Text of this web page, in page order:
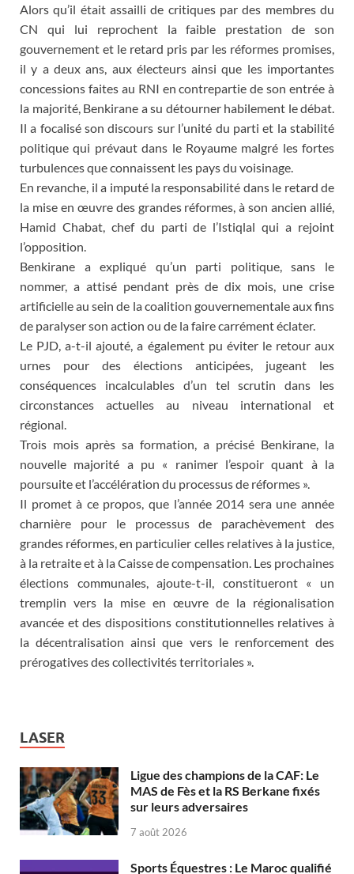
Alors qu’il était assailli de critiques par des membres du
CN qui lui reprochent la faible prestation de son
gouvernement et le retard pris par les réformes promises,
il y a deux ans, aux électeurs ainsi que les importantes
concessions faites au RNI en contrepartie de son entrée à
la majorité, Benkirane a su détourner habilement le débat.
Il a focalisé son discours sur l’unité du parti et la stabilité
politique qui prévaut dans le Royaume malgré les fortes
turbulences que connaissent les pays du voisinage.
En revanche, il a imputé la responsabilité dans le retard de
la mise en œuvre des grandes réformes, à son ancien allié,
Hamid Chabat, chef du parti de l’Istiqlal qui a rejoint
l’opposition.
Benkirane a expliqué qu’un parti politique, sans le
nommer, a attisé pendant près de dix mois, une crise
artificielle au sein de la coalition gouvernementale aux fins
de paralyser son action ou de la faire carrément éclater.
Le PJD, a-t-il ajouté, a également pu éviter le retour aux
urnes pour des élections anticipées, jugeant les
conséquences incalculables d’un tel scrutin dans les
circonstances actuelles au niveau international et
régional.
Trois mois après sa formation, a précisé Benkirane, la
nouvelle majorité a pu « ranimer l’espoir quant à la
poursuite et l’accélération du processus de réformes ».
Il promet à ce propos, que l’année 2014 sera une année
charnière pour le processus de parachèvement des
grandes réformes, en particulier celles relatives à la justice,
à la retraite et à la Caisse de compensation. Les prochaines
élections communales, ajoute-t-il, constitueront « un
tremplin vers la mise en œuvre de la régionalisation
avancée et des dispositions constitutionnelles relatives à
la décentralisation ainsi que vers le renforcement des
prérogatives des collectivités territoriales ».
LASER
Ligue des champions de la CAF: Le
MAS de Fès et la RS Berkane fixés
sur leurs adversaires
7 août 2026
Sports Équestres : Le Maroc qualifié